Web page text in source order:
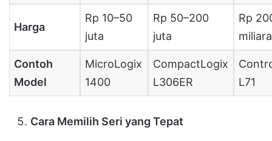
Harga
Rp 10–50
juta
Rp 50–200
juta
Rp
Contoh
Model
MicroLogix
1400
CompactLogix
L306ER
L71
Cara Memilih Seri yang Tepat